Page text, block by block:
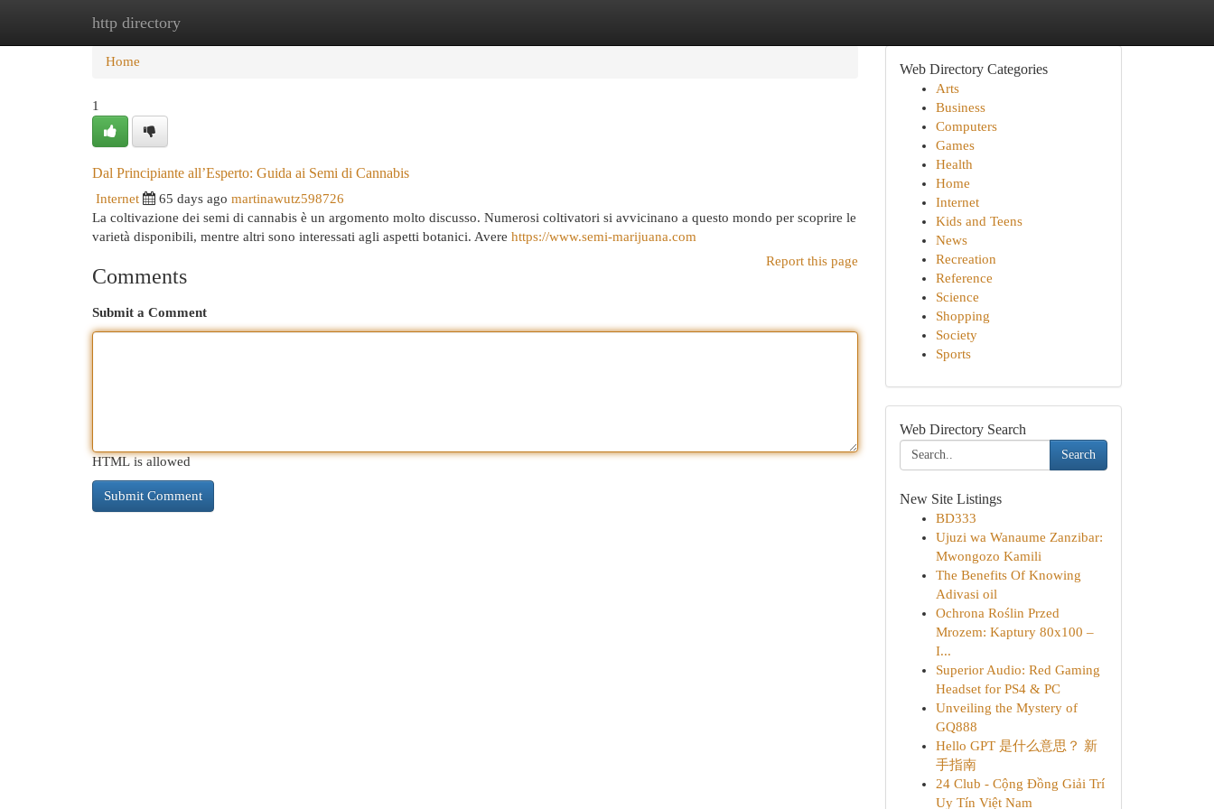
http directory
Home
Home
1
Dal Principiante all’Esperto: Guida ai Semi di Cannabis
Internet 65 days ago martinawutz598726
La coltivazione dei semi di cannabis è un argomento molto discusso. Numerosi coltivatori si avvicinano a questo mondo per scoprire le
varietà disponibili, mentre altri sono interessati agli aspetti botanici. Avere https://www.semi-marijuana.com
Report this page
Comments
Submit a Comment
HTML is allowed
Web Directory Categories
Arts
Business
Computers
Games
Health
Home
Internet
Kids and Teens
News
Recreation
Reference
Science
Shopping
Society
Sports
Web Directory Search
Search
New Site Listings
BD333
Ujuzi wa Wanaume Zanzibar:
Mwongozo Kamili
The Benefits Of Knowing
Adivasi oil
Ochrona Roślin Przed
Mrozem: Kaptury 80x100 –
I...
Superior Audio: Red Gaming
Headset for PS4 & PC
Unveiling the Mystery of
GQ888
Hello GPT 是什么意思？ 新
手指南
24 Club - Cộng Đồng Giải Trí
Uy Tín Việt Nam